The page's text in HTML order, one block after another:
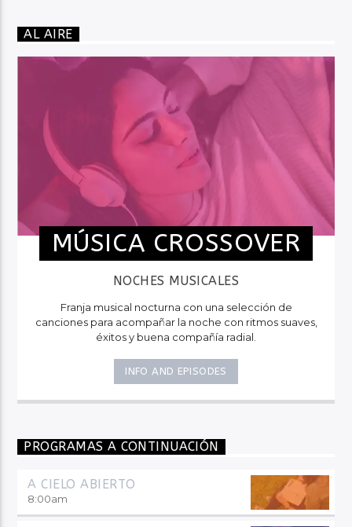
AL AIRE
MÚSICA CROSSOVER
NOCHES MUSICALES
Franja musical nocturna con una selección de
canciones para acompañar la noche con ritmos suaves,
éxitos y buena compañía radial.
INFO AND EPISODES
PROGRAMAS A CONTINUACIÓN
A CIELO ABIERTO
8:00am